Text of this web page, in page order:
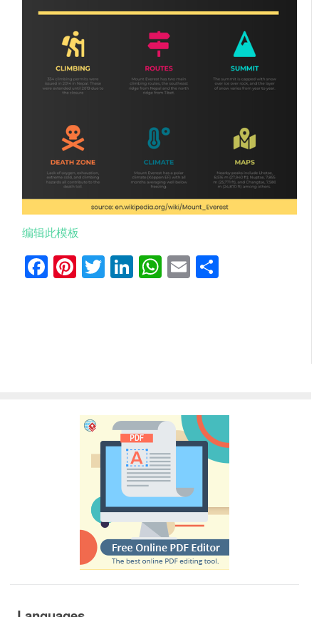
编辑此模板
Facebook
Pinterest
Twitter
LinkedIn
WhatsApp
Email